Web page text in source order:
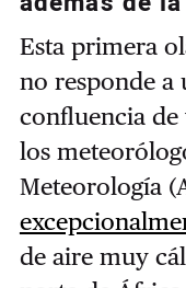
Esta primera
no responde a
confluencia de
los
Meteorología (
de aire muy